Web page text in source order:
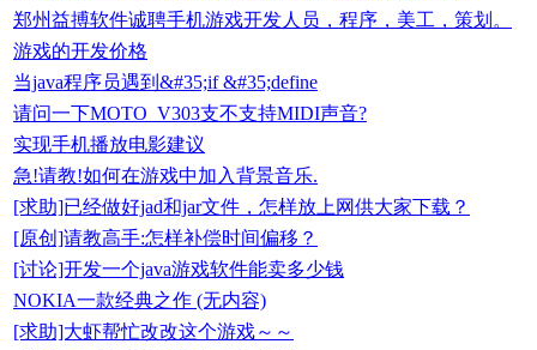
郑州益搏软件诚聘手机游戏开发人员，程序，美工，策划。
游戏的开发价格
当java程序员遇到&#35;if &#35;define
请问一下MOTO_V303支不支持MIDI声音?
实现手机播放电影建议
急!请教!如何在游戏中加入背景音乐.
[求助]已经做好jad和jar文件，怎样放上网供大家下载？
[原创]请教高手:怎样补偿时间偏移？
[讨论]开发一个java游戏软件能卖多少钱
NOKIA一款经典之作 (无内容)
[求助]大虾帮忙改改这个游戏～～